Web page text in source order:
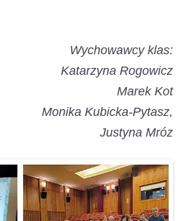
Wychowawcy klas:
Katarzyna Rogowicz
Marek Kot
Monika Kubicka-Pytasz,
Justyna Mróz